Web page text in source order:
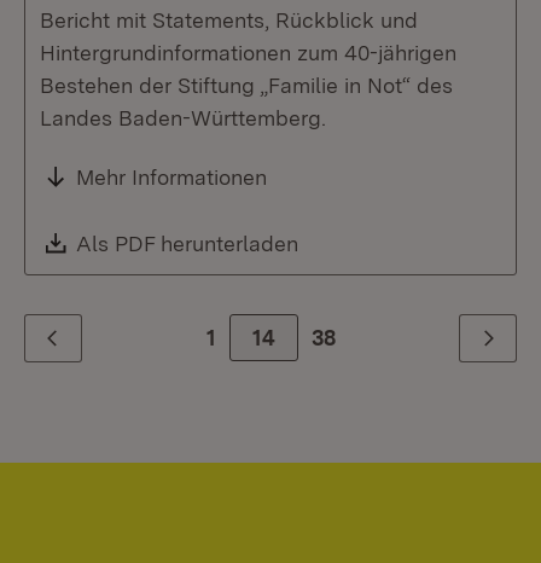
Bericht mit Statements, Rückblick und
Hintergrundinformationen zum 40-jährigen
Bestehen der Stiftung „Familie in Not“ des
Landes Baden-Württemberg.
Mehr Informationen
Download:
Als PDF herunterladen
Zurück 1 Zur Seite
14 38 Weiter